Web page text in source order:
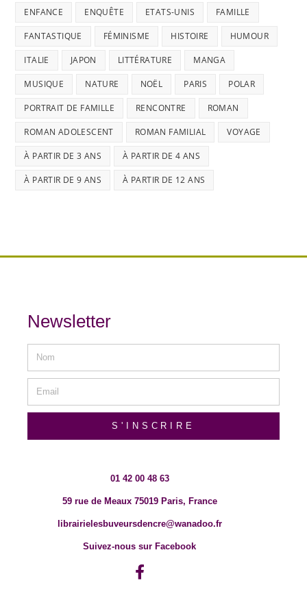
ENFANCE ENQUÊTE ETATS-UNIS FAMILLE
FANTASTIQUE FÉMINISME HISTOIRE HUMOUR
ITALIE JAPON LITTÉRATURE MANGA
MUSIQUE NATURE NOËL PARIS POLAR
PORTRAIT DE FAMILLE RENCONTRE ROMAN
ROMAN ADOLESCENT ROMAN FAMILIAL VOYAGE
À PARTIR DE 3 ANS À PARTIR DE 4 ANS
À PARTIR DE 9 ANS À PARTIR DE 12 ANS
Newsletter
S'INSCRIRE
01 42 00 48 63
59 rue de Meaux 75019 Paris, France
librairielesbuveursdencre@wanadoo.fr
Suivez-nous sur Facebook